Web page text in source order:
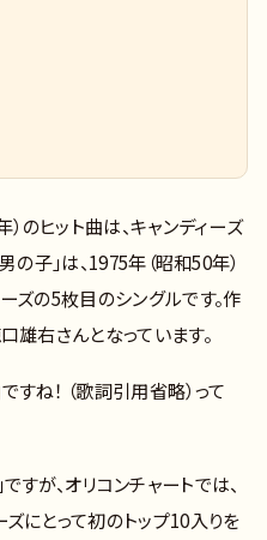
のヒット曲は、キャンディーズ
の子」は、1975年（昭和50年）
ズの5枚目のシングルです。作
雄右さんとなっています。
ね！ （歌詞引用省略）って
すが、オリコンチャートでは、
にとって初のトップ10入りを